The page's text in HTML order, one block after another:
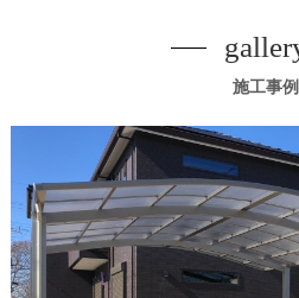
施工事例